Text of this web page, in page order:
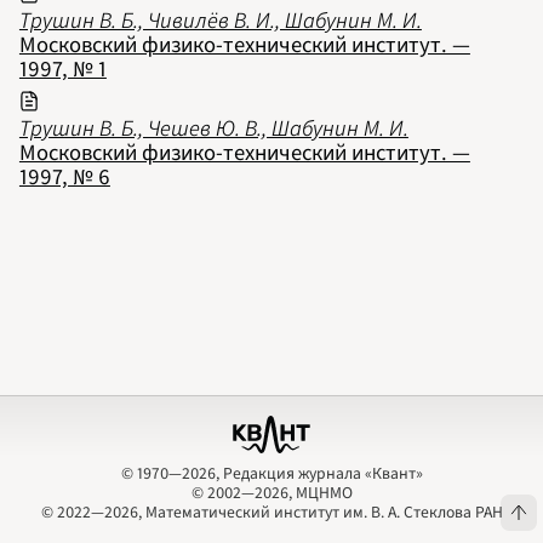
2009
2010
2011
2012
2016
2017
2018
2019
© 1970—2026, Редакция журнала «Квант»
© 2002—2026, МЦНМО
© 2022—2026, Математический институт им. В. А. Стеклова РАН
Трушин В. Б., Чивилёв В. И., Шабунин М. И.
Московский физико-технический институт. —
1997, № 1
Трушин В. Б., Чешев Ю. В., Шабунин М. И.
Московский физико-технический институт. —
1997, № 6
© 1970—2026, Редакция журнала «Квант»
© 2002—2026, МЦНМО
© 2022—2026, Математический институт им. В. А. Стеклова РАН